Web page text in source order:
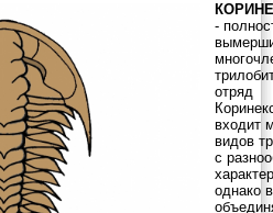
-
отряд
входит
видов
с
однако